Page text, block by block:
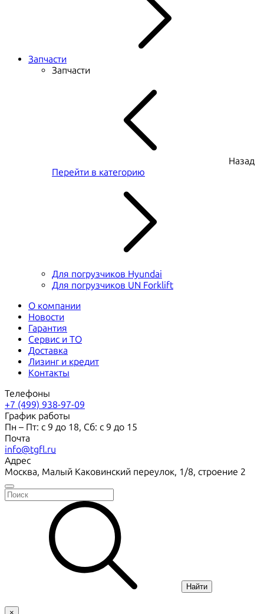
Запчасти
Запчасти
Назад
Перейти в категорию
Для погрузчиков Hyundai
Для погрузчиков UN Forklift
О компании
Новости
Гарантия
Сервис и ТО
Доставка
Лизинг и кредит
Контакты
Телефоны
+7 (499) 938-97-09
График работы
Пн – Пт: с 9 до 18, Сб: с 9 до 15
Почта
info@tgfl.ru
Адрес
Москва, Малый Каковинский переулок, 1/8, строение 2
Найти